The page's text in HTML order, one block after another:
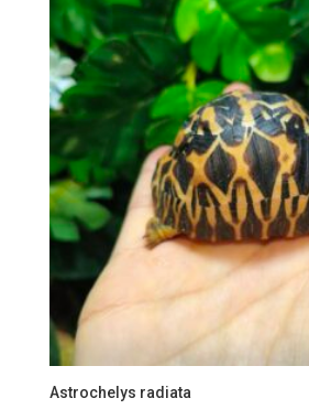
Astrochelys radiata